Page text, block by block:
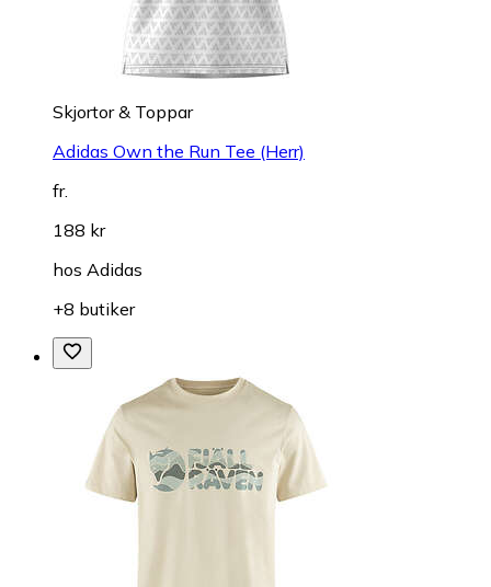
Skjortor & Toppar
Adidas Own the Run Tee (Herr)
fr.
188 kr
hos Adidas
+8 butiker